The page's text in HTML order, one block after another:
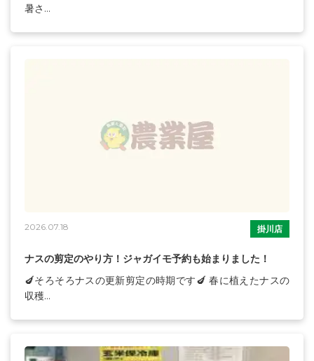
暑さ...
2026.07.18 掛川店
ナスの剪定のやり方！ジャガイモ予約も始まりました！
🍆そろそろナスの更新剪定の時期です🍆 春に植えたナスの
収穫...